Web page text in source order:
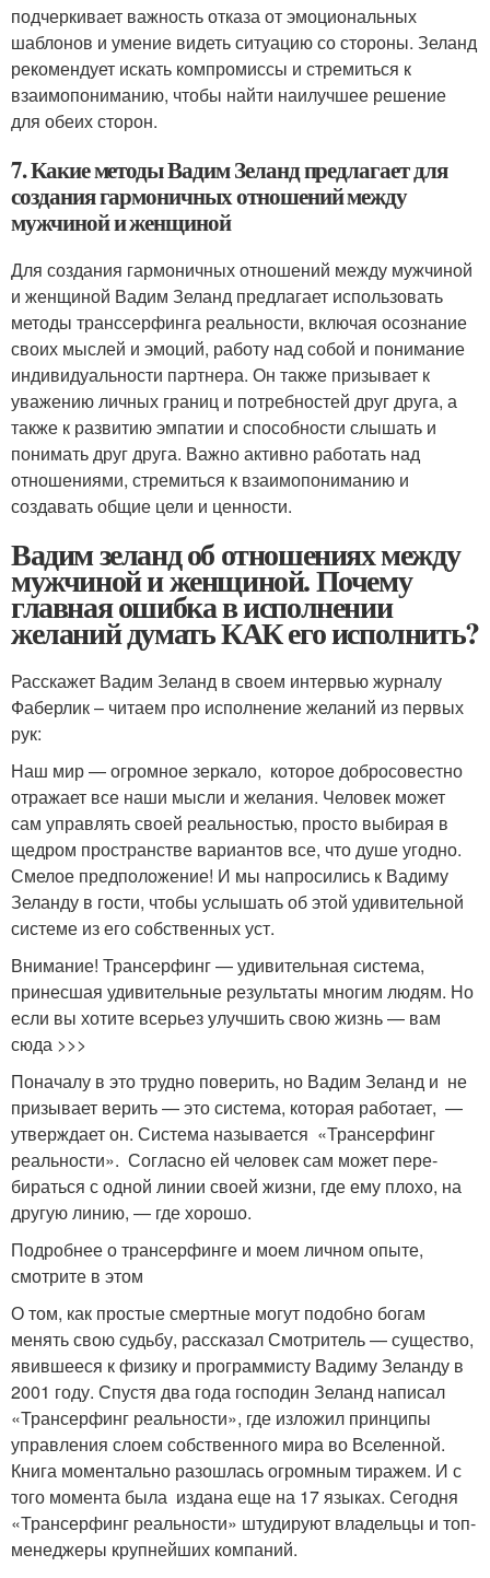
подчеркивает важность отказа от эмоциональных
шаблонов и умение видеть ситуацию со стороны. Зеланд
рекомендует искать компромиссы и стремиться к
взаимопониманию, чтобы найти наилучшее решение
для обеих сторон.
7. Какие методы Вадим Зеланд предлагает для
создания гармоничных отношений между
мужчиной и женщиной
Для создания гармоничных отношений между мужчиной
и женщиной Вадим Зеланд предлагает использовать
методы транссерфинга реальности, включая осознание
своих мыслей и эмоций, работу над собой и понимание
индивидуальности партнера. Он также призывает к
уважению личных границ и потребностей друг друга, а
также к развитию эмпатии и способности слышать и
понимать друг друга. Важно активно работать над
отношениями, стремиться к взаимопониманию и
создавать общие цели и ценности.
Вадим зеланд об отношениях между
мужчиной и женщиной. Почему
главная ошибка в исполнении
желаний думать КАК его исполнить?
Расскажет Вадим Зеланд в своем интервью журналу
Фаберлик – читаем про исполнение желаний из первых
рук:
Наш мир — огромное зеркало, которое добросовестно
отражает все наши мысли и желания. Человек может
сам управлять своей реальностью, просто выбирая в
щедром пространстве вариантов все, что душе угодно.
Смелое предположение! И мы напросились к Вадиму
Зеланду в гости, чтобы услышать об этой удивительной
системе из его собственных уст.
Внимание! Трансерфинг — удивительная система,
принесшая удивительные результаты многим людям. Но
если вы хотите всерьез улучшить свою жизнь — вам
сюда >>>
Поначалу в это трудно по­верить, но Вадим Зеланд и не
призывает верить — это система, которая работает, —
утверждает он. Система называется «Трансерфинг
реальности». Согласно ей человек сам может пере­
бираться с одной линии своей жизни, где ему плохо, на
другую линию, — где хорошо.
Подробнее о трансерфинге и моем личном опыте,
смотрите в этом
О том, как простые смертные могут подобно богам
менять свою судь­бу, рассказал Смотритель — существо,
явившееся к физику и программисту Вадиму Зеланду в
2001 году. Спустя два года господин Зеланд написал
«Тран­серфинг реальности», где изложил при­нципы
управления слоем собственного мира во Вселенной.
Книга моментально разошлась огромным тиражем. И с
того момента была издана еще на 17 языках. Сегодня
«Трансерфинг реальности» штудируют владельцы и топ-
менеджеры крупнейших компаний.